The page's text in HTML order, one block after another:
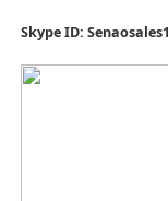
Skype ID: Senaosales1